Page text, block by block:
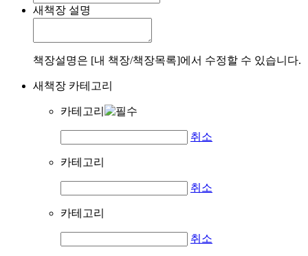
새책장 설명
책장설명은 [내 책장/책장목록]에서 수정할 수 있습니다.
새책장 카테고리
카테고리
취소
카테고리
취소
카테고리
취소